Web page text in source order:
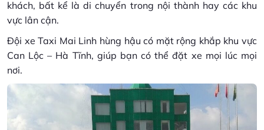
khách, bất kể là di chuyển trong nội thành hay các khu
vực lân cận.
Đội xe Taxi Mai Linh hùng hậu có mặt rộng khắp khu vực
Can Lộc – Hà Tĩnh, giúp bạn có thể đặt xe mọi lúc mọi
nơi.